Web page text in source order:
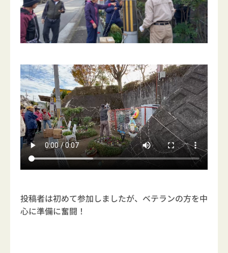
投稿者は初めて参加しましたが、ベテランの方を中
心に準備に奮闘！